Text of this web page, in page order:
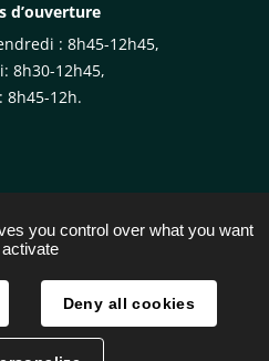
d’ouverture
: 8h45-12h45,
8h30-12h45,
8h45-12h.
légales
des données
you control over what you want
Deny all cookies